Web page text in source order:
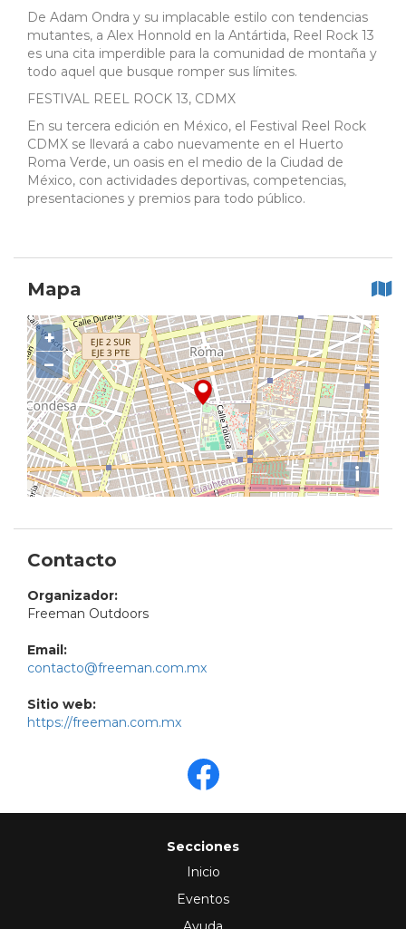
De Adam Ondra y su implacable estilo con tendencias
mutantes, a Alex Honnold en la Antártida, Reel Rock 13
es una cita imperdible para la comunidad de montaña y
todo aquel que busque romper sus límites.
FESTIVAL REEL ROCK 13, CDMX
En su tercera edición en México, el Festival Reel Rock
CDMX se llevará a cabo nuevamente en el Huerto
Roma Verde, un oasis en el medio de la Ciudad de
México, con actividades deportivas, competencias,
presentaciones y premios para todo público.
Mapa
+
−
i
Contacto
Organizador:
Freeman Outdoors
Email:
contacto@freeman.com.mx
Sitio web:
https://freeman.com.mx
Secciones
Inicio
Eventos